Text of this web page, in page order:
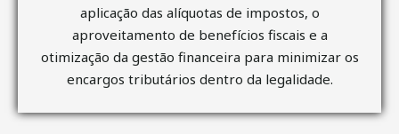
aplicação das alíquotas de impostos, o
aproveitamento de benefícios fiscais e a
otimização da gestão financeira para minimizar os
encargos tributários dentro da legalidade.